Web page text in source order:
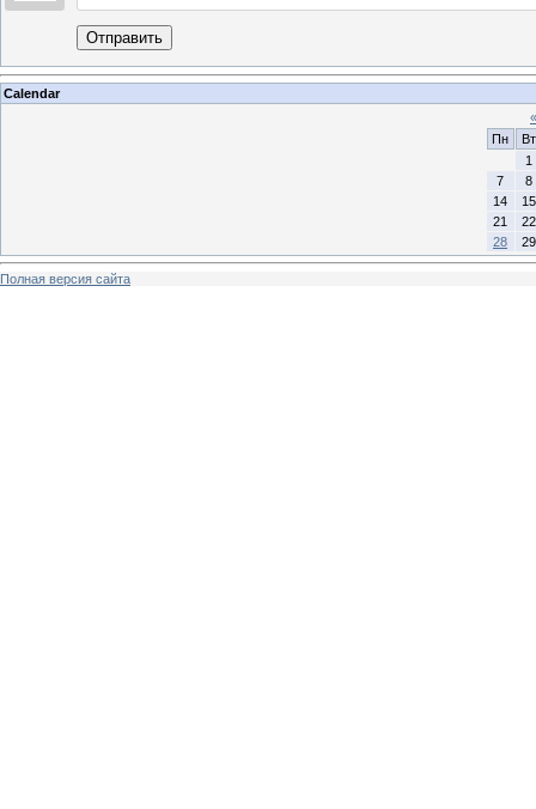
Отправить
Calendar
«
Пн
Вт
1
7
8
14
15
21
22
28
29
Полная версия сайта